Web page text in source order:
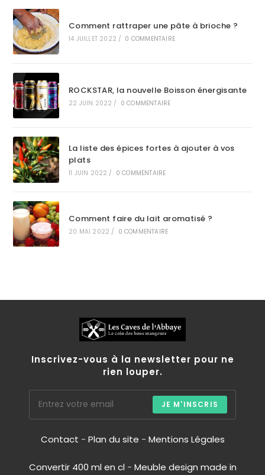
Comment rattraper une pâte à brioche ?
14 JUILLET 2022 / 0 COMMENTAIRE
ROCKSTAR, la nouvelle Boisson énergisante
22 JUIN 2022 / 0 COMMENTAIRE
La liste des épices fortes à ajouter à vos
plats
11 JUIN 2022 / 0 COMMENTAIRE
Comment faire du lait aromatisé ?
20 MAI 2022 / 0 COMMENTAIRE
Inscrivez-vous à la newsletter pour ne
rien louper.
JE M'INSCRIS
Contact - Plan du site - Mentions Légales
Convertir 400 ml en cl - Meuble design made in